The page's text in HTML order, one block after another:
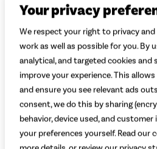
Welke kleur kies je?
Wit Roze
Welke maat kies je?Uitleg
Maat 51
171 - 180 cm
Maat 57
181 - 195 cm
Your privacy
We respect your right to privacy
work as well as possible for you. By
analytical, and targeted cookies and
improve your experience. This
and ensure you see relevant ads
consent, we do this by sharing
behavior, device used, and
your preferences yourself. Read our